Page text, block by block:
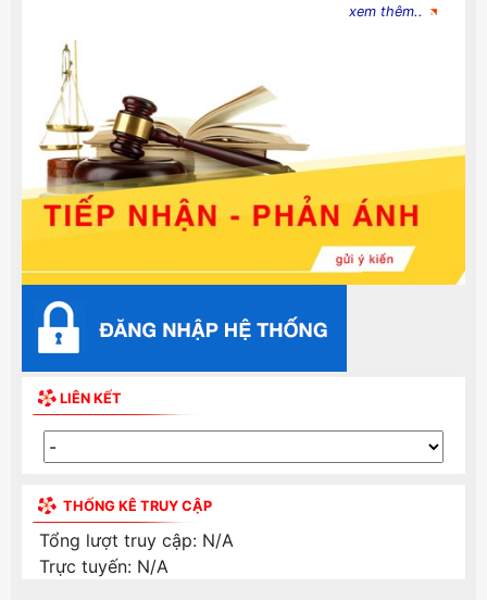
xem thêm..
LIÊN KẾT
THỐNG KÊ TRUY CẬP
Tổng lượt truy cập: N/A
Trực tuyến: N/A